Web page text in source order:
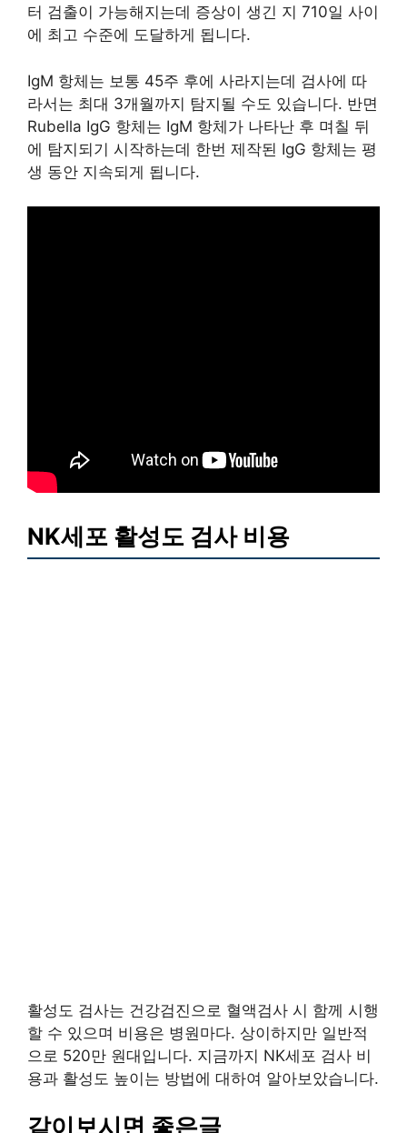
Rubella IgG 차례대로 항체가 나타납니다. Rubella
IgM 항체는 풍진 감염의 징후가 발생한지 며칠 후부
에 최고 수준에 도달하게 됩니다.
IgM 항체는 보통 45주 후에 사라지는데 검사에 따
라서는 최대 3개월까지 탐지될 수도 있습니다. 반면
Rubella IgG 항체는 IgM 항체가 나타난 후 며칠 뒤
활성도 검사는 건강검진으로 혈액검사 시 함께 시행
할 수 있으며 비용은 병원마다. 상이하지만 일반적
용과 활성도 높이는 방법에 대하여 알아보았습니다.